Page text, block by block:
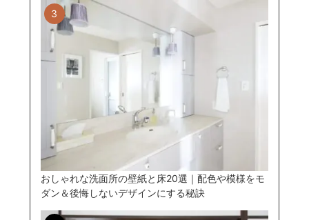
おしゃれな洗面所の壁紙と床20選｜配色や模様をモ
ダン＆後悔しないデザインにする秘訣